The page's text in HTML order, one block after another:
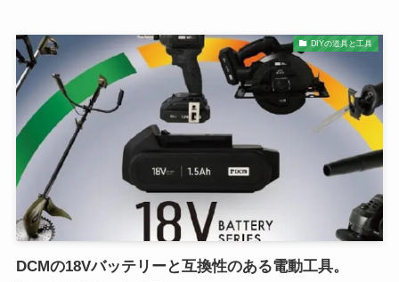
DIYの道具と工具
DCMの18Vバッテリーと互換性のある電動工具。